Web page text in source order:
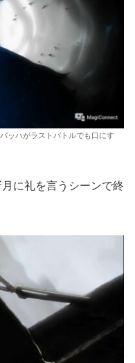
ッハがラストバトルでも口にす
に礼を言うシーンで終